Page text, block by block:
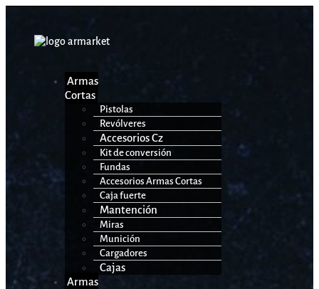
Armas
Cortas
Pistolas
Revólveres
Accesorios Cz
Kit de conversión
Fundas
Accesorios Armas Cortas
Caja fuerte
Mantención
Miras
Munición
Cargadores
Cajas
Armas